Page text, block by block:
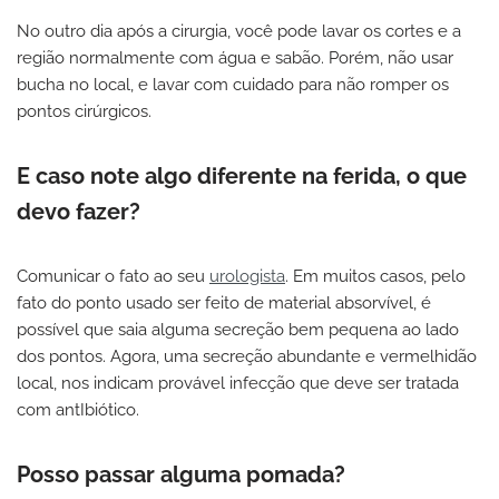
No outro dia após a cirurgia, você pode lavar os cortes e a
região normalmente com água e sabão. Porém, não usar
bucha no local, e lavar com cuidado para não romper os
pontos cirúrgicos.
E caso note algo diferente na ferida, o que
devo fazer?
Comunicar o fato ao seu urologista. Em muitos casos, pelo
fato do ponto usado ser feito de material absorvível, é
possível que saia alguma secreção bem pequena ao lado
dos pontos. Agora, uma secreção abundante e vermelhidão
local, nos indicam provável infecção que deve ser tratada
com antIbiótico.
Posso passar alguma pomada?